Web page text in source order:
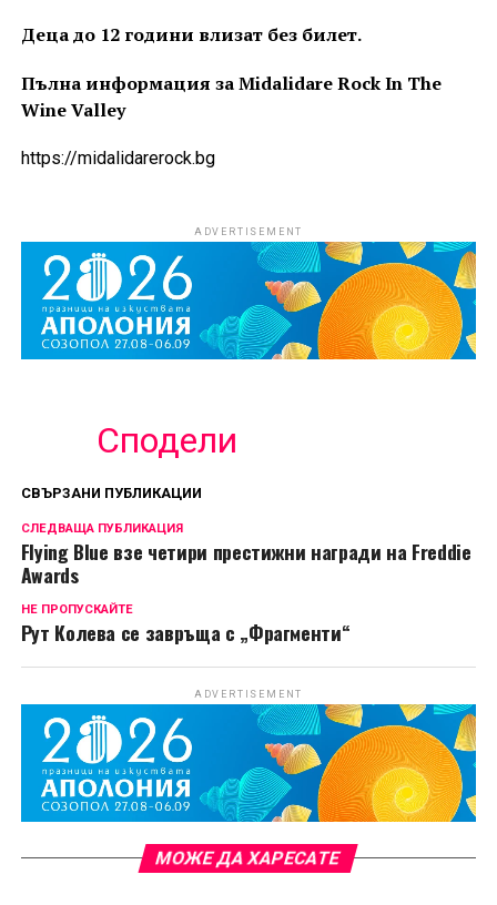
Деца до 12 години влизат без билет.
Пълна информация за Midalidare Rock In The
Wine Valley
https://midalidarerock.bg
ADVERTISEMENT
Сподели
СВЪРЗАНИ ПУБЛИКАЦИИ
СЛЕДВАЩА ПУБЛИКАЦИЯ
Flying Blue взе четири престижни награди на Freddie
Awards
НЕ ПРОПУСКАЙТЕ
Рут Колева се завръща с „Фрагменти“
ADVERTISEMENT
МОЖЕ ДА ХАРЕСАТЕ